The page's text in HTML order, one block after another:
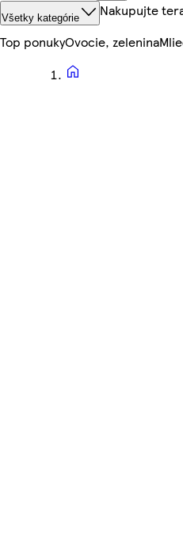
Všetky kategórie Nakupujte
Top ponukyOvocie, zelenina